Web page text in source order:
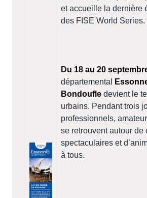
et accueille la dernière
des FISE World Series.
Du 18 au 20
départemental
Bondoufle devient le
urbains. Pendant trois
professionnels,
se retrouvent autour de
spectaculaires et
à tous.